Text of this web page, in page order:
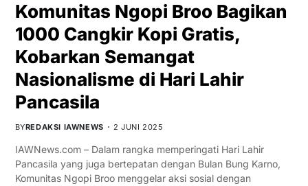
Komunitas Ngopi Broo Bagikan
1000 Cangkir Kopi Gratis,
Kobarkan Semangat
Nasionalisme di Hari Lahir
Pancasila
BYREDAKSI IAWNEWS 2 JUNI 2025
IAWNews.com – Dalam rangka memperingati Hari Lahir
Pancasila yang juga bertepatan dengan Bulan Bung Karno,
Komunitas Ngopi Broo menggelar aksi sosial dengan